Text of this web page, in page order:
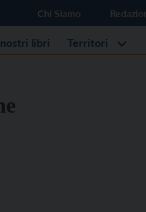
Chi Siamo
libri Territori